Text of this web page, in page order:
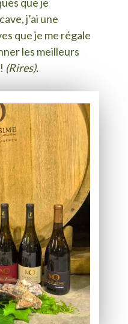
j’ai une
que je me régale
les meilleurs
(Rires).